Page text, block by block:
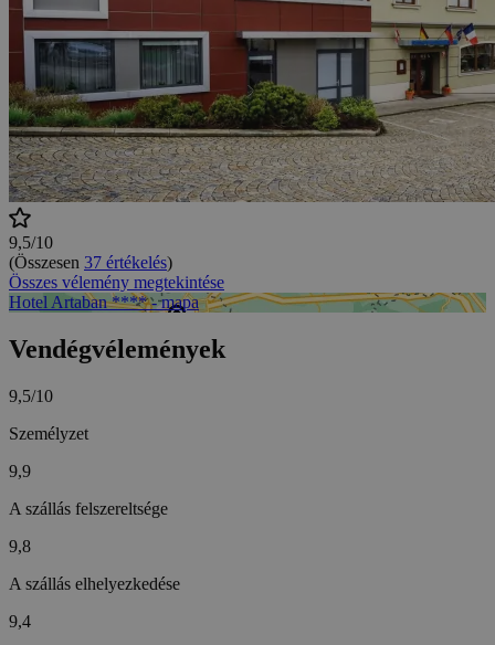
9,5/10
(Összesen 37 értékelés)
Összes vélemény megtekintése
Hotel Artaban **** - mapa
Vendégvélemények
9,5/10
Személyzet
9,9
A szállás felszereltsége
9,8
A szállás elhelyezkedése
9,4